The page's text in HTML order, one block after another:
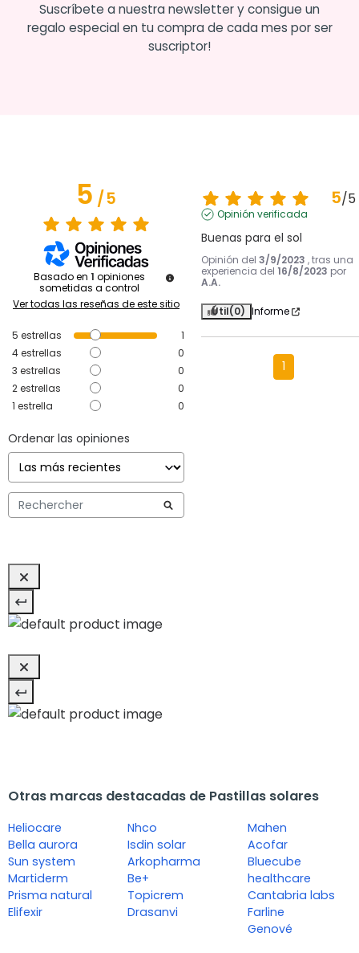
Suscríbete a nuestra newsletter y consigue un
regalo especial en tu compra de cada mes por ser
suscriptor!
5/5
Basado en 1 opiniones
sometidas a control
Ver todas las reseñas de este sitio
5 estrellas
1
4estrellas
0
3 estrellas
0
2estrellas
0
1 estrella 0
Ordenar las opiniones
5/5
Opinión verificada
Buenas para el sol
Opinión del 3/9/2023 , tras una
experiencia del 16/8/2023 por
A.A.
Útil(0) Informe
1
Otras marcas destacadas de Pastillas solares
Heliocare
Bella aurora
Sun system
Martiderm
Prisma natural
Elifexir
Nhco
Isdin solar
Arkopharma
Be+
Topicrem
Drasanvi
Mahen
Acofar
Bluecube
healthcare
Cantabria labs
Farline
Genové